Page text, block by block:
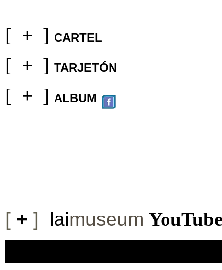
[ + ] CARTEL
[ + ] TARJETÓN
[ + ] ALBUM
[ + ] laimuseum YouTube